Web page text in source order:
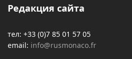
Редакция сайта
тел: +33 (0)7 85 01 57 05
email: info@rusmonaco.fr